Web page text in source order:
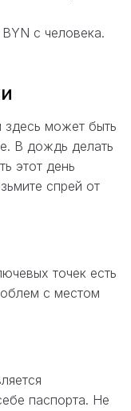
с человека.
может быть
В дождь делать
этот день
спрей от
точек есть
с местом
паспорта. Не